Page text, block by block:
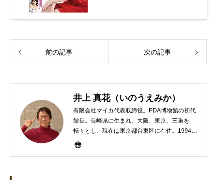
前の記事 次の記事
井上 真花（いのうえみか）
有限会社マイカ代表取締役。PDA博物館の初代
館長。長崎県に生まれ、大阪、東京、三重を
転々とし、現在は東京都台東区に在住。1994年
にHP100LXと出会ったのをきかっけに、フリ